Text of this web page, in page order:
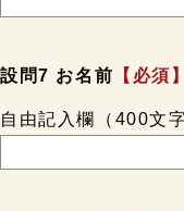
設問7 お名前 【必須】
自由記入欄（400文